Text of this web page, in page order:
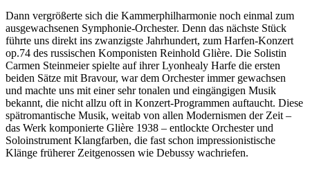
Dann vergrößerte sich die Kammerphilharmonie noch einmal zum
ausgewachsenen Symphonie-Orchester. Denn das nächste Stück
führte uns direkt ins zwanzigste Jahrhundert, zum Harfen-Konzert
op.74 des russischen Komponisten Reinhold Glière. Die Solistin
Carmen Steinmeier spielte auf ihrer Lyonhealy Harfe die ersten
beiden Sätze mit Bravour, war dem Orchester immer gewachsen
und machte uns mit einer sehr tonalen und eingängigen Musik
bekannt, die nicht allzu oft in Konzert-Programmen auftaucht. Diese
spätromantische Musik, weitab von allen Modernismen der Zeit –
das Werk komponierte Glière 1938 – entlockte Orchester und
Soloinstrument Klangfarben, die fast schon impressionistische
Klänge früherer Zeitgenossen wie Debussy wachriefen.